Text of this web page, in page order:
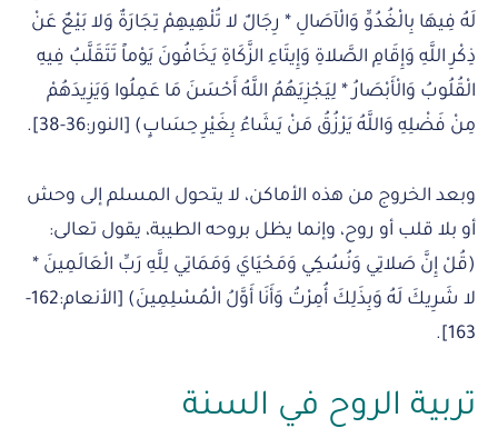
لَهُ فِيهَا بِالْغُدُوِّ وَالْآصَالِ * رِجَالٌ لا تُلْهِيهِمْ تِجَارَةٌ وَلا بَيْعٌ عَنْ
ذِكْرِ اللَّهِ وَإِقَامِ الصَّلاةِ وَإِيتَاءِ الزَّكَاةِ يَخَافُونَ يَوْماً تَتَقَلَّبُ فِيهِ
الْقُلُوبُ وَالْأَبْصَارُ * لِيَجْزِيَهُمُ اللَّهُ أَحْسَنَ مَا عَمِلُوا وَيَزِيدَهُمْ
مِنْ فَضْلِهِ وَاللَّهُ يَرْزُقُ مَنْ يَشَاءُ بِغَيْرِ حِسَابٍ) [النور:36-38].
وبعد الخروج من هذه الأماكن، لا يتحول المسلم إلى وحش
أو بلا قلب أو روح، وإنما يظل بروحه الطيبة، يقول تعالى:
(قُلْ إِنَّ صَلاتِي وَنُسُكِي وَمَحْيَايَ وَمَمَاتِي لِلَّهِ رَبِّ الْعَالَمِينَ *
لا شَرِيكَ لَهُ وَبِذَلِكَ أُمِرْتُ وَأَنَا أَوَّلُ الْمُسْلِمِينَ) [الأنعام:162-
163].
تربية الروح في السنة